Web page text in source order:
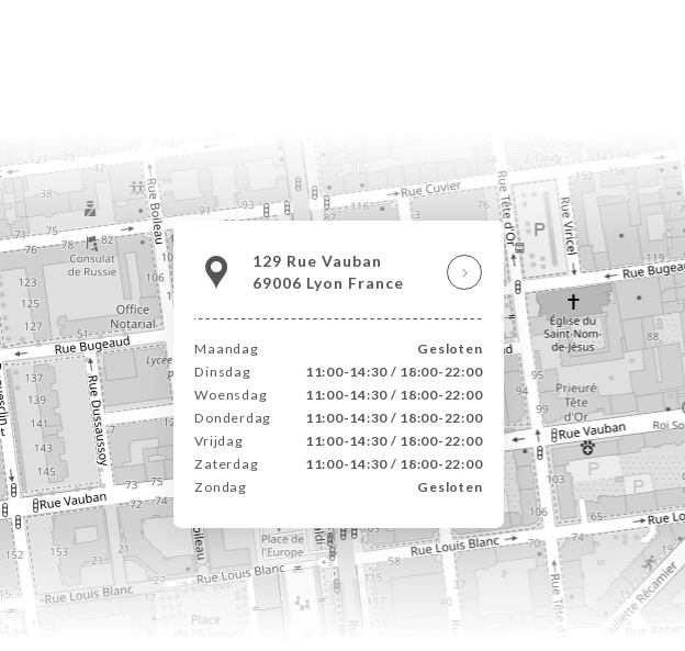
129 Rue Vauban
69006 Lyon France
Maandag
Gesloten
Dinsdag
11:00-14:30 / 18:00-22:00
Woensdag
11:00-14:30 / 18:00-22:00
Donderdag
11:00-14:30 / 18:00-22:00
Vrijdag
11:00-14:30 / 18:00-22:00
Zaterdag
11:00-14:30 / 18:00-22:00
Zondag
Gesloten